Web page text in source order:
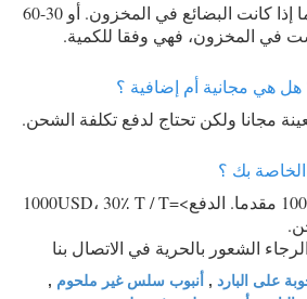
ج: عادة ما يكون 7-14 يوما إذا كانت البضائع في المخزون. أو 30-60
في المخزون، فهي وفقا للكمية.
هي مجانية أم إضافية ؟
مجانا ولكن تحتاج لدفع تكلفة الشحن.
بك ؟
ج: الدفع <=1000USD، 100٪ مقدما. الدفع>=1000USD، 30٪ T / T
الشعور بالحرية في الاتصال بنا
على البارد , أنبوب سلس غير ملحوم ,